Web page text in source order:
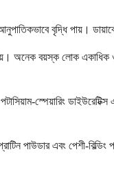
বৃদ্ধি পায়।
অনেক বয়স্ক লোক
স্পেয়ারিং
পাউডার এবং পেশী-